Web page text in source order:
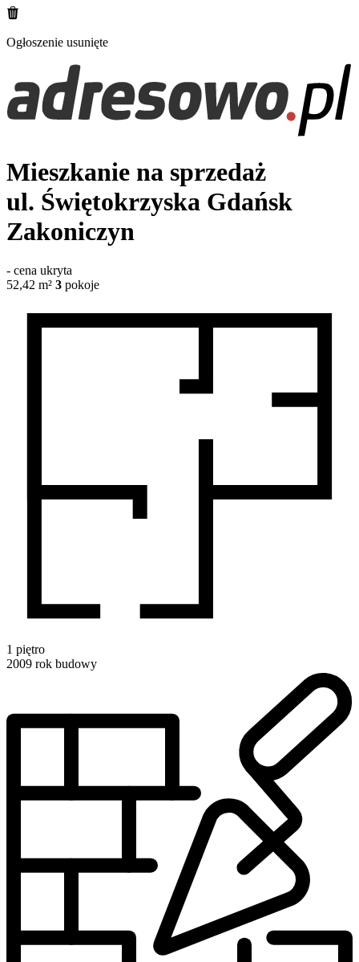
Ogłoszenie usunięte
Mieszkanie na sprzedaż
ul. Świętokrzyska Gdańsk
Zakoniczyn
- cena ukryta
52,42 m² 3 pokoje
1 piętro
2009 rok budowy